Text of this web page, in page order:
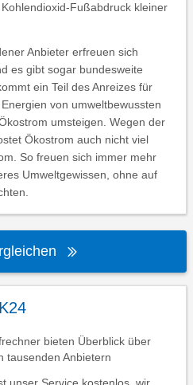
Fußabdruck kleiner
Anbieter erfreuen sich
es gibt sogar bundesweite
ein Teil des Anreizes für
von umweltbewussten
umsteigen. Wegen der
Ökostrom auch nicht viel
So freuen sich immer mehr
Umweltgewissen, ohne auf
bieten Überblick über
tausenden Anbietern